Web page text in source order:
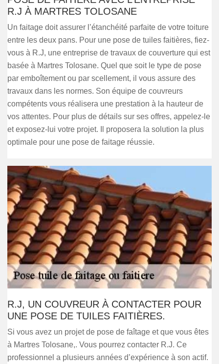
R.J À MARTRES TOLOSANE
Un faitage doit assurer l’étanchéité parfaite de votre toiture
entre les deux pans. Pour une pose de tuiles faitières, fiez-
vous à R.J, une entreprise de travaux de couverture qui est
basée à Martres Tolosane. Quel que soit le type de pose
par emboîtement ou par scellement, il vous assure des
travaux dans les normes. Son équipe de couvreurs
compétents vous réalisera une prestation à la hauteur de
vos attentes. Pour plus de détails sur ses offres, appelez-le
et exposez-lui votre projet. Il proposera la solution la plus
optimale pour une pose de faitage réussie.
R.J, UN COUVREUR À CONTACTER POUR
UNE POSE DE TUILES FAITIÈRES.
Si vous avez un projet de pose de faîtage et que vous êtes
à Martres Tolosane,. Vous pourrez contacter R.J. Ce
professionnel a plusieurs années d’expérience à son actif.